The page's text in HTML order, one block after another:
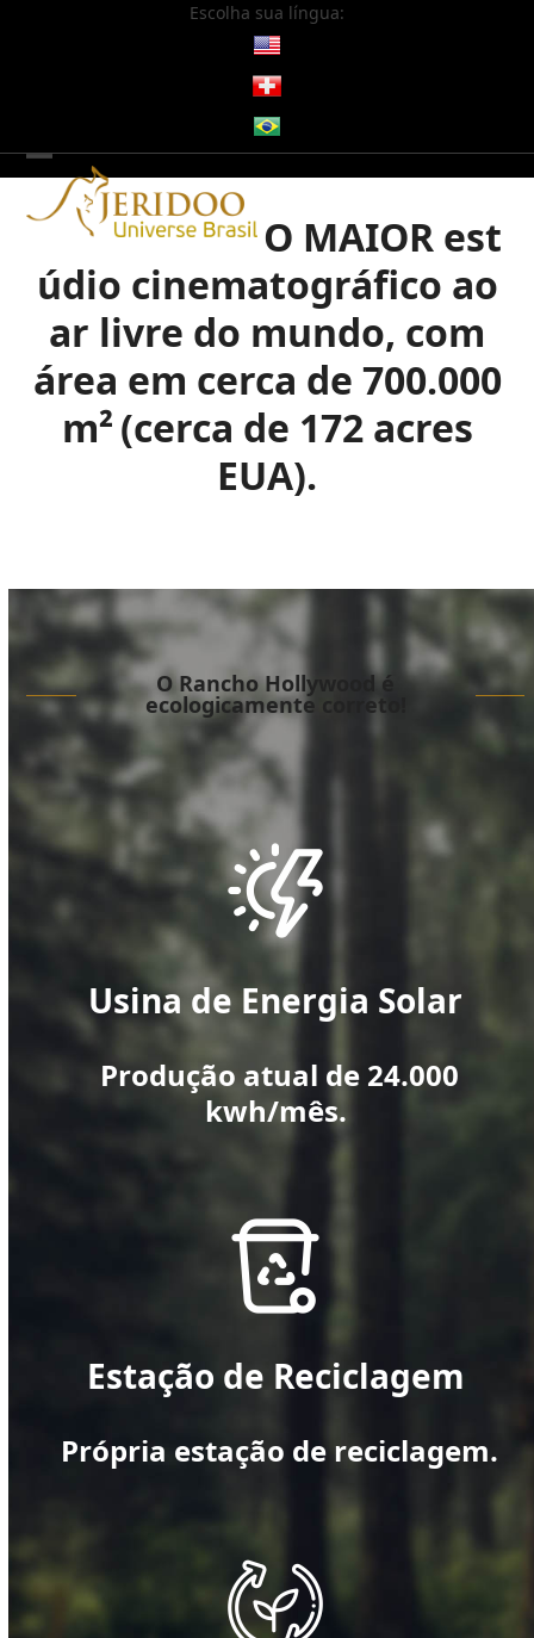
Escolha sua língua:
Open
mobile
menu
Close
mobile
menu
O MAIOR est
údio cinematográfico ao
ar livre do mundo, com
área em cerca de 700.000
m²(cerca de 172 acres
EUA).
O Rancho Hollywood é
ecologicamente correto!
Usina de Energia Solar
Produção atual de 24.000
kwh/mês.
Estação de Reciclagem
Própria estação de reciclagem.